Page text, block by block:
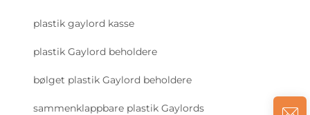
plastik gaylord kasse
plastik Gaylord beholdere
bølget plastik Gaylord beholdere
sammenklappbare plastik Gaylords